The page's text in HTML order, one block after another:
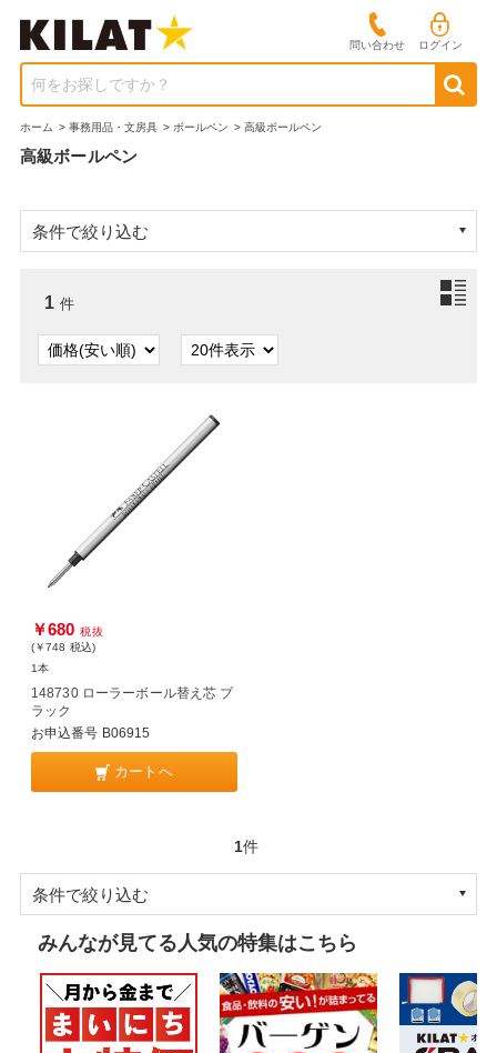
問い合わせ ログイン
何をお探しですか？
ホーム > 事務用品・文房具 > ボールペン > 高級ボールペン
高級ボールペン
条件で絞り込む
1 件
￥680 税抜
(￥748 税込)
1本
148730 ローラーボール替え芯 ブ
ラック
お申込番号 B06915
カートへ
1件
条件で絞り込む
みんなが見てる人気の特集はこちら